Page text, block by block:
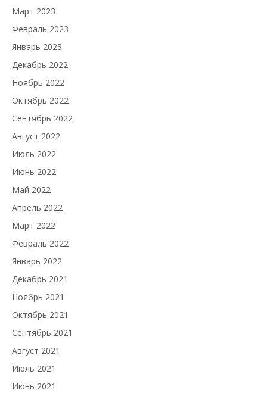
Март 2023
Февраль 2023
Январь 2023
Декабрь 2022
Ноябрь 2022
Октябрь 2022
Сентябрь 2022
Август 2022
Июль 2022
Июнь 2022
Май 2022
Апрель 2022
Март 2022
Февраль 2022
Январь 2022
Декабрь 2021
Ноябрь 2021
Октябрь 2021
Сентябрь 2021
Август 2021
Июль 2021
Июнь 2021